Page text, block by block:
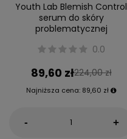
Youth Lab Blemish Control
serum do skóry
problematycznej
0.0
89,60 zł224,00 zł
Najniższa cena: 89,60 zł
- +